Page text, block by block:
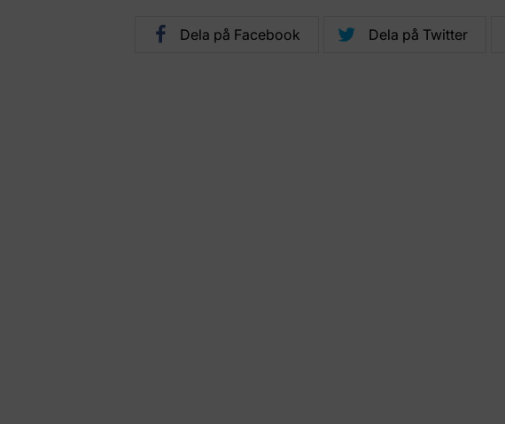
Dela på Facebook Dela på Twitter